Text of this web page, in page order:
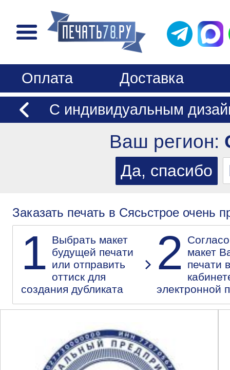
Оплата
Доставка
С индивидуальным
Ваш регион:
Заказать печать в Сясьстрое очень
1 Выбрать макет
будущей печати
или отправить
оттиск для
создания дубликата
2
макет
печати
электронной